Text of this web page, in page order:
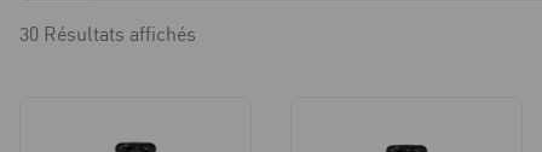
30 Résultats affichés